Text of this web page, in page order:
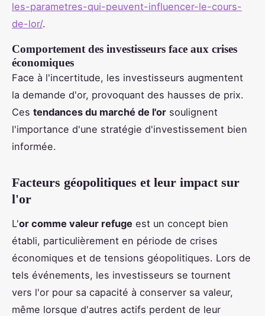
les-parametres-qui-peuvent-influencer-le-cours-
de-lor/.
Comportement des investisseurs face aux crises
économiques
Face à l'incertitude, les investisseurs augmentent
la demande d'or, provoquant des hausses de prix.
Ces tendances du marché de l'or soulignent
l'importance d'une stratégie d'investissement bien
informée.
Facteurs géopolitiques et leur impact sur
l'or
L'or comme valeur refuge est un concept bien
établi, particulièrement en période de crises
économiques et de tensions géopolitiques. Lors de
tels événements, les investisseurs se tournent
vers l'or pour sa capacité à conserver sa valeur,
même lorsque d'autres actifs perdent de leur